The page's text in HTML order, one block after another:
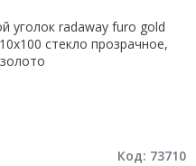
Код: 73710